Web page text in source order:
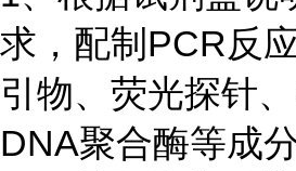
求，配制PCR反
引物、荧光探针、
DNA聚合酶等成